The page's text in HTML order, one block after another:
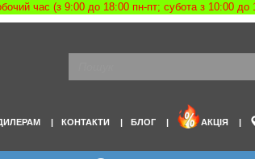
час (з 9:00 до 18:00 пн-пт; субота з 10:00
КОНТАКТИ БЛОГ АКЦІЯ